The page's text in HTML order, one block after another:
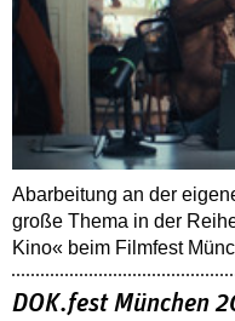
Abarbeitung an der
große Thema in der
Kino« beim Filmfest
DOK.fest München